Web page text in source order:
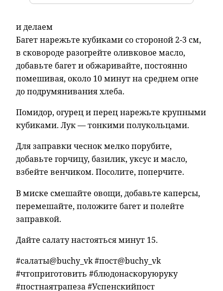
и делаем
Багет нарежьте кубиками со стороной 2-3 см,
в сковороде разогрейте оливковое масло,
добавьте багет и обжаривайте, постоянно
помешивая, около 10 минут на среднем огне
до подрумянивания хлеба.
Помидор, огурец и перец нарежьте крупными
кубиками. Лук — тонкими полукольцами.
Для заправки чеснок мелко порубите,
добавьте горчицу, базилик, уксус и масло,
взбейте венчиком. Посолите, поперчите.
В миске смешайте овощи, добавьте каперсы,
перемешайте, положите багет и полейте
заправкой.
Дайте салату настояться минут 15.
#салаты@buchy_vk #пост@buchy_vk
#чтоприготовить #блюдонаскоруюруку
#постнаятрапеза #Успенскийпост